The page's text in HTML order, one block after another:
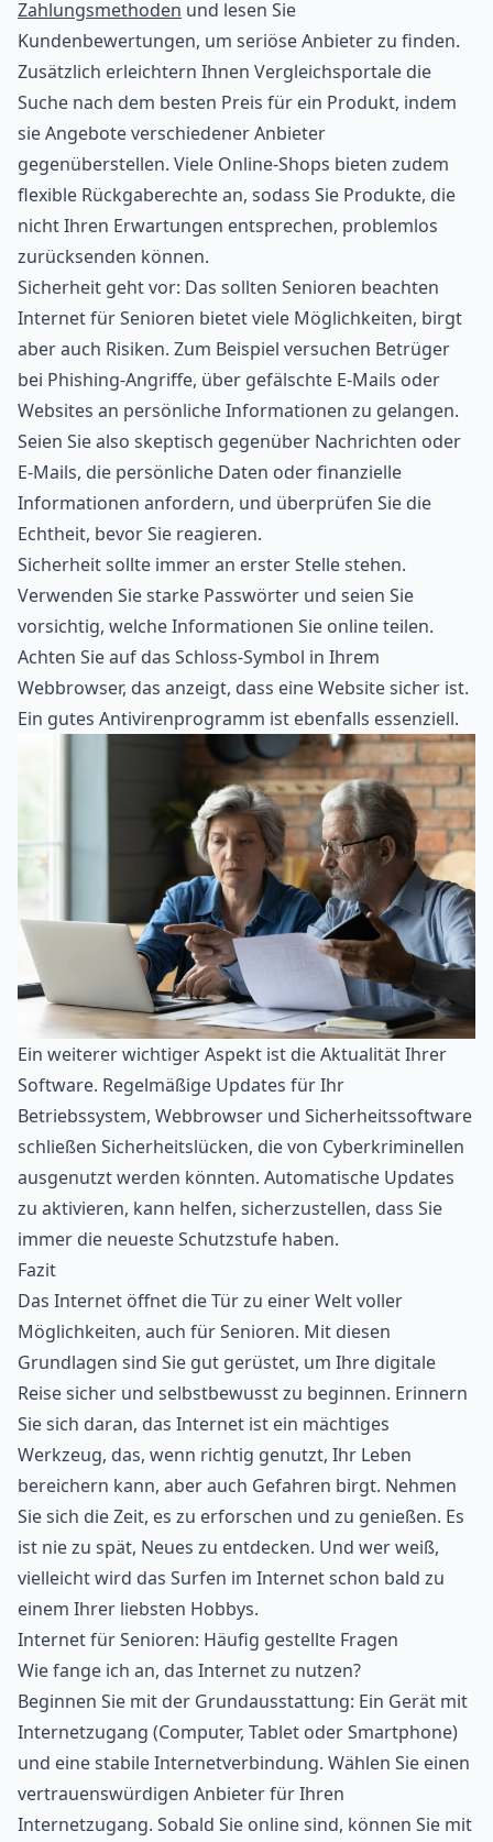
Zahlungsmethoden und lesen Sie
Kundenbewertungen, um seriöse Anbieter zu finden.
Zusätzlich erleichtern Ihnen Vergleichsportale die
Suche nach dem besten Preis für ein Produkt, indem
sie Angebote verschiedener Anbieter
gegenüberstellen. Viele Online-Shops bieten zudem
flexible Rückgaberechte an, sodass Sie Produkte, die
nicht Ihren Erwartungen entsprechen, problemlos
zurücksenden können.
Sicherheit geht vor: Das sollten Senioren beachten
Internet für Senioren bietet viele Möglichkeiten, birgt
aber auch Risiken. Zum Beispiel versuchen Betrüger
bei Phishing-Angriffe, über gefälschte E-Mails oder
Websites an persönliche Informationen zu gelangen.
Seien Sie also skeptisch gegenüber Nachrichten oder
E-Mails, die persönliche Daten oder finanzielle
Informationen anfordern, und überprüfen Sie die
Echtheit, bevor Sie reagieren.
Sicherheit sollte immer an erster Stelle stehen.
Verwenden Sie starke Passwörter und seien Sie
vorsichtig, welche Informationen Sie online teilen.
Achten Sie auf das Schloss-Symbol in Ihrem
Webbrowser, das anzeigt, dass eine Website sicher ist.
Ein gutes Antivirenprogramm ist ebenfalls essenziell.
Ein weiterer wichtiger Aspekt ist die Aktualität Ihrer
Software. Regelmäßige Updates für Ihr
Betriebssystem, Webbrowser und Sicherheitssoftware
schließen Sicherheitslücken, die von Cyberkriminellen
ausgenutzt werden könnten. Automatische Updates
zu aktivieren, kann helfen, sicherzustellen, dass Sie
immer die neueste Schutzstufe haben.
Fazit
Das Internet öffnet die Tür zu einer Welt voller
Möglichkeiten, auch für Senioren. Mit diesen
Grundlagen sind Sie gut gerüstet, um Ihre digitale
Reise sicher und selbstbewusst zu beginnen. Erinnern
Sie sich daran, das Internet ist ein mächtiges
Werkzeug, das, wenn richtig genutzt, Ihr Leben
bereichern kann, aber auch Gefahren birgt. Nehmen
Sie sich die Zeit, es zu erforschen und zu genießen. Es
ist nie zu spät, Neues zu entdecken. Und wer weiß,
vielleicht wird das Surfen im Internet schon bald zu
einem Ihrer liebsten Hobbys.
Internet für Senioren: Häufig gestellte Fragen
Wie fange ich an, das Internet zu nutzen?
Beginnen Sie mit der Grundausstattung: Ein Gerät mit
Internetzugang (Computer, Tablet oder Smartphone)
und eine stabile Internetverbindung. Wählen Sie einen
vertrauenswürdigen Anbieter für Ihren
Internetzugang. Sobald Sie online sind, können Sie mit